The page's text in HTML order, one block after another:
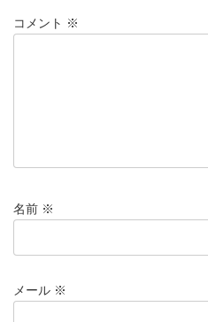
コメント ※
名前 ※
メール ※